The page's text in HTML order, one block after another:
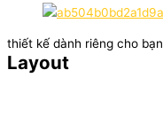
thiết kế dành riêng cho bạn
Layout